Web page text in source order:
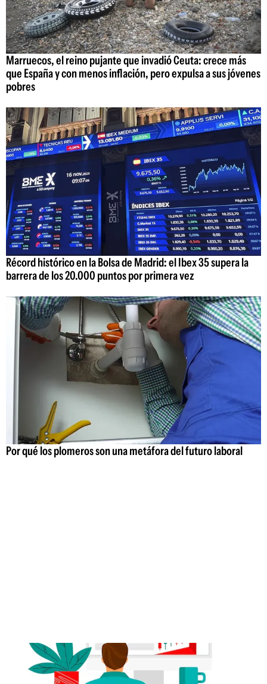
Marruecos, el reino pujante que invadió Ceuta: crece más
que España y con menos inflación, pero expulsa a sus jóvenes
pobres
Récord histórico en la Bolsa de Madrid: el Ibex 35 supera la
barrera de los 20.000 puntos por primera vez
Por qué los plomeros son una metáfora del futuro laboral